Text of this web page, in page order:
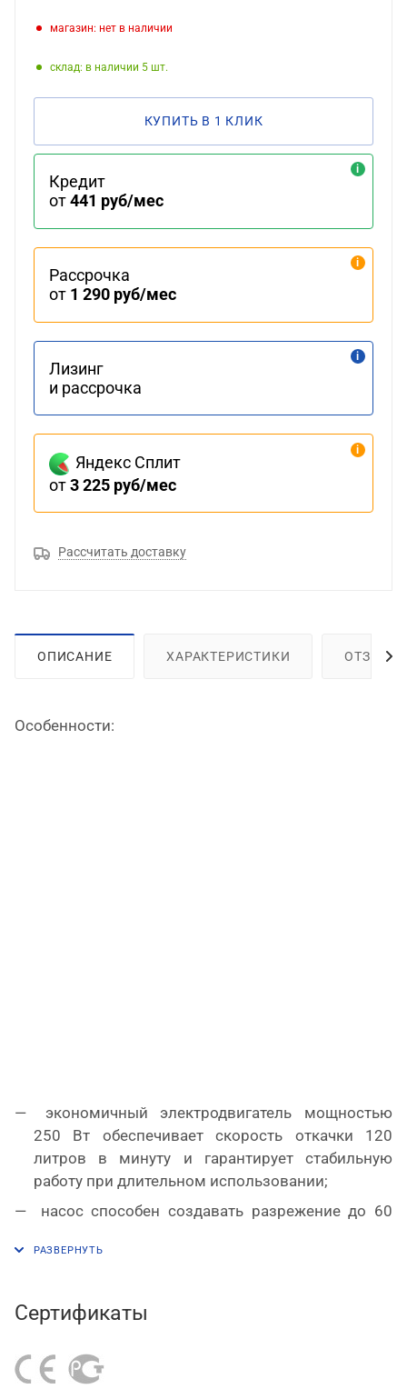
Магазин: нет в наличии
Склад: в наличии 5
КУПИТЬ В 1 КЛИК
Кредит
от441 руб/мес
Рассрочка
от 1 290 руб/мес
Лизинг
и рассрочка
Яндекс Сплит
от3 225 руб/мес
Рассчитать доставку
ОПИСАНИЕ ХАРАКТЕРИСТИКИ ОТЗЫВЫ
Особенности:
экономичный электродвигатель мощностью
250 Вт обеспечивает скорость откачки 120
литров в минуту и гарантирует стабильную
работу при длительном использовании;
насос способен создавать разрежение до 60
эффективно удалять даже мельчайшие частицы
корпус выполнен из легкого, прочного и
конструкция насоса изготовлена из
качественных, надежных и износостойких
Сертификаты